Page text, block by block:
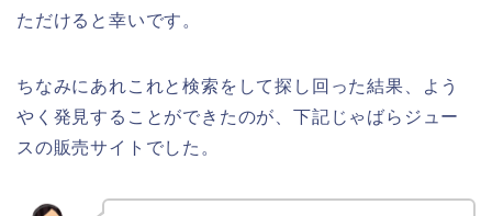
ただけると幸いです。
ちなみにあれこれと検索をして探し回った結果、よう
やく発見することができたのが、下記じゃばらジュー
スの販売サイトでした。